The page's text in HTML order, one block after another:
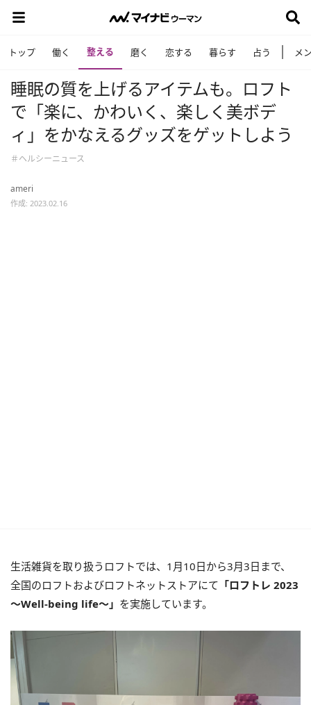
トップ 働く 整える 磨く 恋する 暮らす 占う メ
睡眠の質を上げるアイテムも。ロフト
で「楽に、かわいく、楽しく美ボデ
ィ」をかなえるグッズをゲットしよう
＃ヘルシーニュース
ameri
作成: 2023.02.16
生活雑貨を取り扱うロフトでは、1月10日から3月3日まで、
全国のロフトおよびロフトネットストアにて 「ロフトレ 2023
〜Well-being life〜」 を実施しています。